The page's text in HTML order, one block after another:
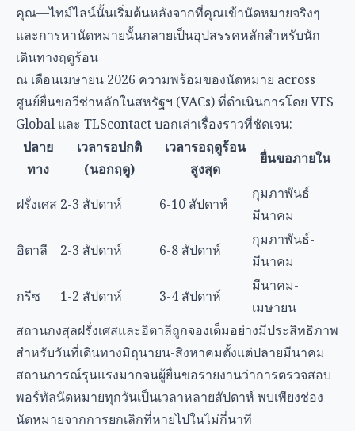
คุณ—ไทม์ไลน์นั้นเริ่มต้นหลังจากที่คุณเข้านัดหมายจริงๆ
และการหานัดหมายนั้นกลายเป็นอุปสรรคหลักสำหรับนัก
เดินทางฤดูร้อน
ณ เดือนเมษายน 2026 ความพร้อมของนัดหมาย across
ศูนย์ยื่นขอวีซ่าหลักในสหรัฐฯ (VACs) ที่ดำเนินการโดย VFS
Global และ TLScontact บอกเล่าเรื่องราวที่ชัดเจน:
ปลาย
ทาง
เวลารอปกติ
(นอกฤดู)
เวลารอฤดูร้อน
สูงสุด
ยื่นขอภายใน
ฝรั่งเศส 2-3 สัปดาห์ 6-10 สัปดาห์
กุมภาพันธ์-
มีนาคม
อิตาลี
2-3 สัปดาห์ 6-8 สัปดาห์
กุมภาพันธ์-
มีนาคม
กรีซ
1-2 สัปดาห์ 3-4 สัปดาห์
มีนาคม-
เมษายน
สถานกงสุลฝรั่งเศสและอิตาลีถูกจองเต็มอย่างมีประสิทธิภาพ
สำหรับวันที่เดินทางมิถุนายน-สิงหาคมตั้งแต่ปลายมีนาคม
สถานการณ์รุนแรงมากจนผู้ยื่นขอรายงานว่าการตรวจสอบ
พอร์ทัลนัดหมายทุกวันเป็นเวลาหลายสัปดาห์ พบเพียงช่อง
นัดหมายจากการยกเลิกที่หายไปในไม่กี่นาที